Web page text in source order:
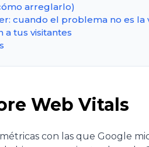
arreglarlo)
cuando el problema no es la
a tus visitantes
Web Vitals
métricas con las que Google